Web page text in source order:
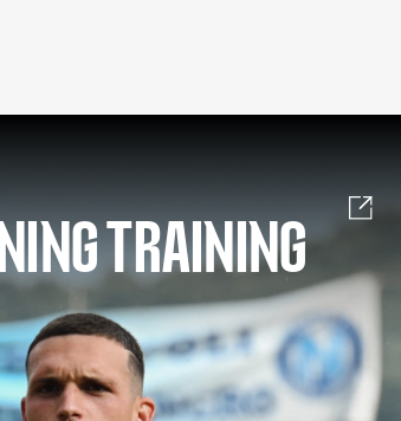
TRAINING